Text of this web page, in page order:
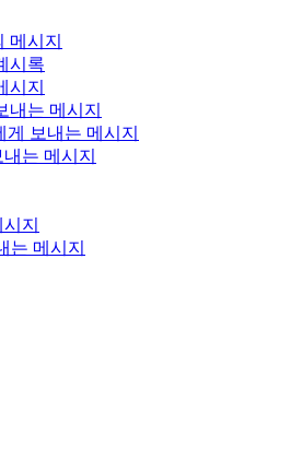
메시지
시록
시지
내는 메시지
게 보내는 메시지
는 메시지
지
는 메시지